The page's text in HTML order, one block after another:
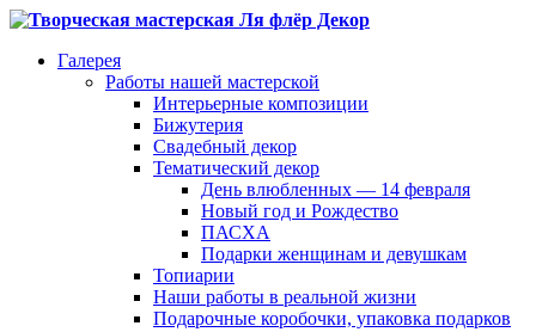
Галерея
Работы нашей мастерской
Интерьерные композиции
Бижутерия
Свадебный декор
Тематический декор
День влюбленных — 14 февраля
Новый год и Рождество
ПАСХА
Подарки женщинам и девушкам
Топиарии
Наши работы в реальной жизни
Подарочные коробочки, упаковка подарков